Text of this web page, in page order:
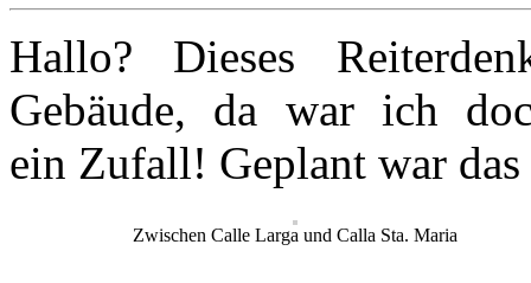
Hallo? Dieses
Gebäude, da war ich
ein Zufall! Geplant war
Zwischen Calle Larga und Calla Sta. Maria